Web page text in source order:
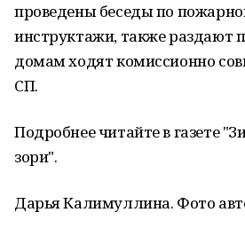
проведены беседы по
инструктажи, также раздают
домам ходят комиссионно
СП.
Подробнее читайте в газете
зори".
Дарья Калимуллина. Фото